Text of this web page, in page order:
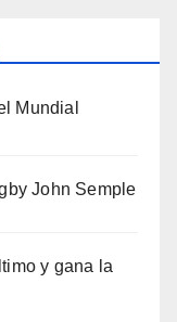
Mundial
John Semple
y gana la